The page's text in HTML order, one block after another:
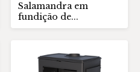
Salamandra em
fundição de...